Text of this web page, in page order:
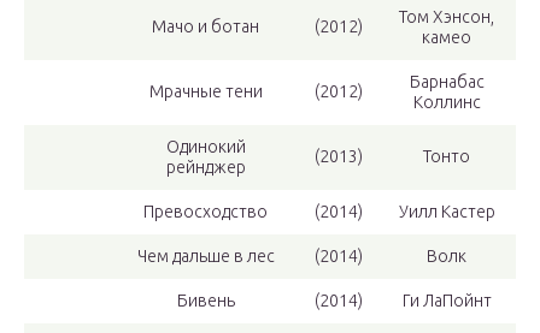
Мачо и ботан (2012)
Том Хэнсон,
камео
Мрачные тени (2012)
Барнабас
Коллинс
Одинокий
рейнджер
(2013) Тонто
Превосходство (2014) Уилл Кастер
Чем дальше в лес (2014) Волк
Бивень (2014) Ги ЛаПойнт